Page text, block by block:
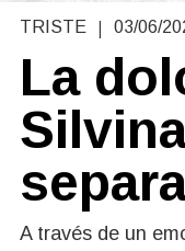
TRISTE | 03/06/
La
A través de un